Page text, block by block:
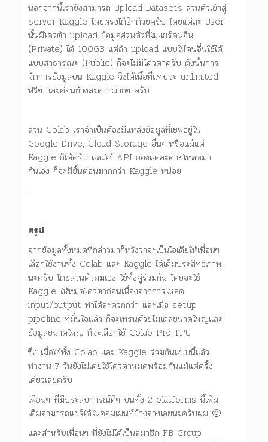
นอกจากนี้เรายังสามารถ Upload Datasets ส่วนตัวเข้าสู่
Server Kaggle โดยตรงได้อีกด้วยครับ โดยแต่ละ User
นั้นมีโควต้า upload ข้อมูลส่วนตัวที่ไม่แชร์คนอื่น
(Private) ได้ 100GB แต่ถ้า upload แบบให้คนอื่นใช้ได้
แบบสาธารณะ (Public) ก็จะไม่มีโควตาครับ ดังนั้นการ
จัดการข้อมูลบน Kaggle จึงได้เนื้อที่แทบจะ unlimited
ฟรีๆ และค่อนข้างสะดวกมากๆ ครับ
ส่วน Colab เราจำเป็นต้องมีแหล่งข้อมูลที่เซพอยู่ใน
Google Drive, Cloud Storage อื่นๆ หรือแม้แต่
Kaggle ก็ได้ครับ และใช้ API ของแต่ละค่ายโหลดมา
กันเอง ก็จะมีขั้นตอนมากกว่า Kaggle หน่อย
.
สรุป
จากข้อมูลทั้งหมดที่กล่าวมาก็หวังว่าจะเป็นไอเดียให้เพื่อนๆ
เลือกใช้งานทั้ง Colab และ Kaggle ได้เต็มประสิทธิภาพ
นะครับ โดยส่วนตัวผมเอง ใช้ทั้งคู่ร่วมกัน โดยจะใช้
Kaggle ให้หมดโควตาก่อนเนื่องจากการโหลด
input/output ทำได้สะดวกกว่า และเมื่อ setup
pipeline ที่มั่นใจแล้ว ก็จะเทรนด้วยโมเดลขนาดใหญ่และ
ข้อมูลขนาดใหญ่ ก็จะเลือกใช้ Colab Pro TPU
ซึ่ง เมื่อใช้ทั้ง Colab และ Kaggle ร่วมกันแบบนี้แล้ว
ทำงาน 7 วันยังไม่เคยใช้โควตาหมดพร้อมกันแม้แต่ครั้ง
เดียวเลยครับ
เพื่อนๆ ที่มีประสบการณ์ดีๆ บนทั้ง 2 platforms นี้เพิ่ม
เติมสามารถแชร์ได้ในคอมเมนท์ข้างล่างเลยนะครับผม 🙂
และสำหรับเพื่อนๆ ที่ยังไม่ได้เป็นสมาชิก FB Group